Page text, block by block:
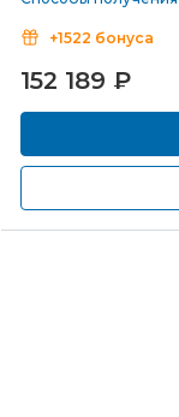
+1522 бонуса
152 189 ₽